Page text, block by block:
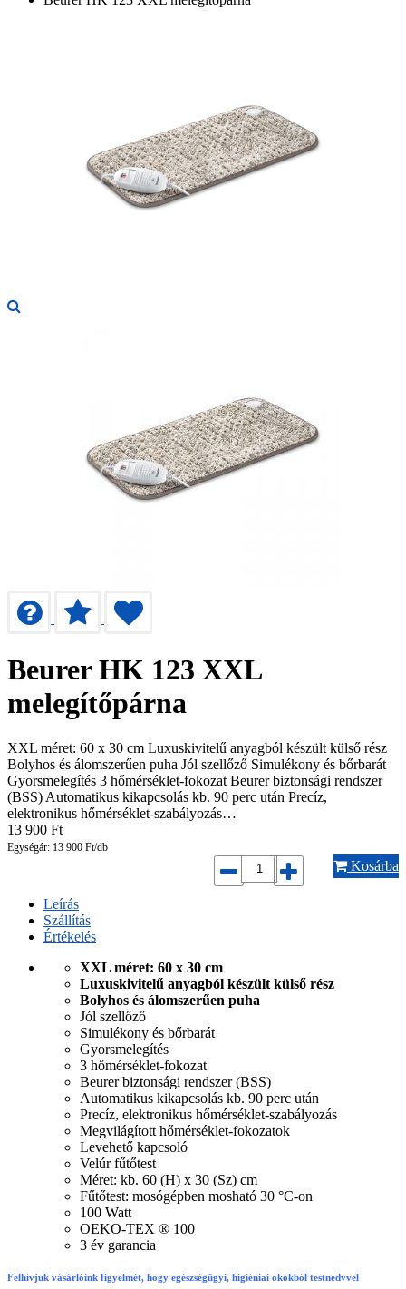
Beurer HK 123 XXL
melegítőpárna
XXL méret: 60 x 30 cm Luxuskivitelű anyagból készült külső rész
Bolyhos és álomszerűen puha Jól szellőző Simulékony és bőrbarát
Gyorsmelegítés 3 hőmérséklet-fokozat Beurer biztonsági rendszer
(BSS) Automatikus kikapcsolás kb. 90 perc után Precíz,
elektronikus hőmérséklet-szabályozás…
13 900 Ft
Egységár: 13 900 Ft/db
Kosárba
Leírás
Szállítás
Értékelés
XXL méret: 60 x 30 cm
Luxuskivitelű anyagból készült külső rész
Bolyhos és álomszerűen puha
Jól szellőző
Simulékony és bőrbarát
Gyorsmelegítés
3 hőmérséklet-fokozat
Beurer biztonsági rendszer (BSS)
Automatikus kikapcsolás kb. 90 perc után
Precíz, elektronikus hőmérséklet-szabályozás
Megvilágított hőmérséklet-fokozatok
Levehető kapcsoló
Velúr fűtőtest
Méret: kb. 60 (H) x 30 (Sz) cm
Fűtőtest: mosógépben mosható 30 °C-on
100 Watt
OEKO-TEX ® 100
3 év garancia
Felhívjuk vásárlóink figyelmét, hogy egészségügyi, higiéniai okokból testnedvvel